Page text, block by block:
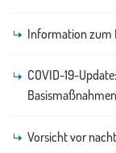
Information zum
COVID-19-
Vorsicht vor